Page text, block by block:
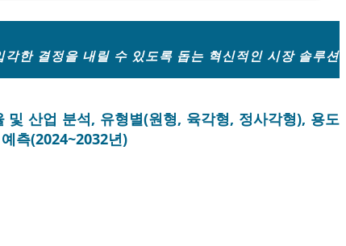
각한 결정을 내릴 수 있도록 돕는 혁신적인 시장 솔루션
산업 분석, 유형별(원형, 육각형, 정사각형), 용도
측(2024~2032년)